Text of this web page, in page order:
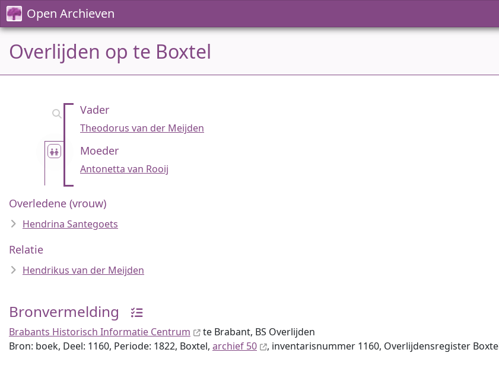
Open Archieven
Overlijden op te Boxtel
Vader
Theodorus van der Meijden
Moeder
Antonetta van Rooij
Overledene (vrouw)
Hendrina Santegoets
Relatie
Hendrikus van der Meijden
Bronvermelding
Brabants Historisch Informatie Centrum
te Brabant, BS Overlijden
Bron: boek, Deel: 1160, Periode: 1822, Boxtel, archief 50 , inventaris­num­mer 1160, Overlijdensregister